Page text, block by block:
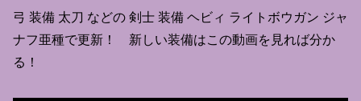
弓 装備 太刀 などの 剣士 装備 ヘビィ ライトボウガン ジャ
ナフ亜種で更新！ 新しい装備はこの動画を見れば分か
る！